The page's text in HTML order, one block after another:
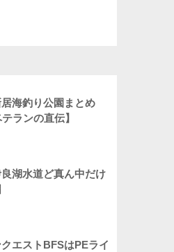
居海釣り公園まとめ
ランの直伝】
湖水道ど真ん中だけ
エストBFSはPEライ